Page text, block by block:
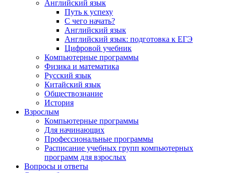
Английский язык
Путь к успеху
С чего начать?
Английский язык
Английский язык: подготовка к ЕГЭ
Цифровой учебник
Компьютерные программы
Физика и математика
Русский язык
Китайский язык
Обществознание
История
Взрослым
Компьютерные программы
Для начинающих
Профессиональные программы
Расписание учебных групп компьютерных
программ для взрослых
Вопросы и ответы